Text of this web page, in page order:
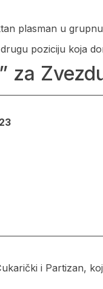
plasman u
poziciju koja
za
i Partizan,